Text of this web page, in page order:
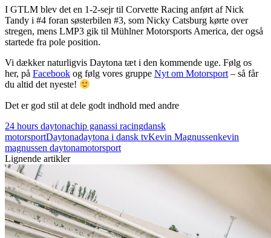
I GTLM blev det en 1-2-sejr til Corvette Racing anført af Nick
Tandy i #4 foran søsterbilen #3, som Nicky Catsburg kørte over
stregen, mens LMP3 gik til Mühlner Motorsports America, der også
startede fra pole position.
Vi dækker naturligvis Daytona tæt i den kommende uge. Følg os
her, på Facebook og følg vores gruppe Nyt om Motorsport – så får
du altid det nyeste!
Det er god stil at dele godt indhold med andre
24 hours daytonachip ganassi racingdansk
motorsportDaytonadaytona i dansk tvKevin Magnussenkevin
magnussen daytonamotorsport
Lignende artikler